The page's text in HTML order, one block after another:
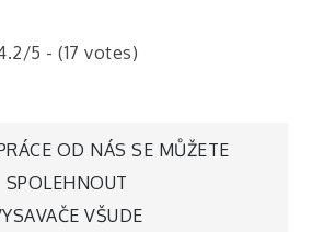
5 - (17 votes)
OD NÁS SE MŮŽETE
SPOLEHNOUT
VŠUDE